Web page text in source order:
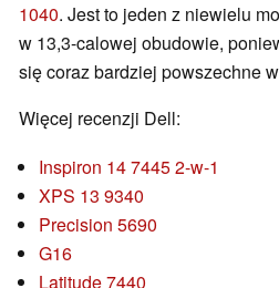
1040. Jest to jeden z niewielu
w 13,3-calowej obudowie,
się coraz bardziej powszechne
Więcej recenzji Dell:
Inspiron 14 7445 2-w-1
XPS 13 9340
Precision 5690
G16
Latitude 7440